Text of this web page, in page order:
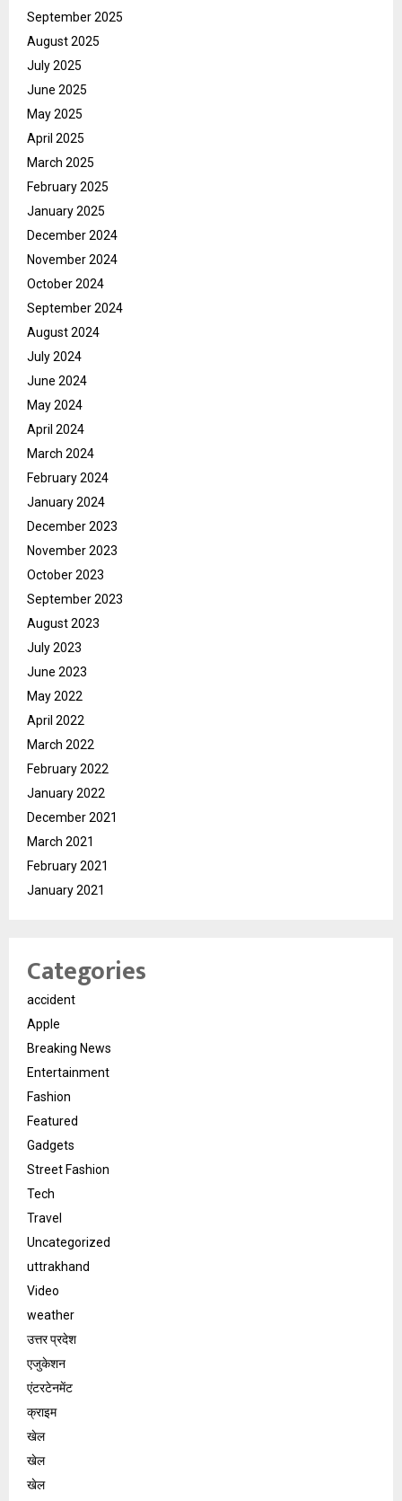
September 2025
August 2025
July 2025
June 2025
May 2025
April 2025
March 2025
February 2025
January 2025
December 2024
November 2024
October 2024
September 2024
August 2024
July 2024
June 2024
May 2024
April 2024
March 2024
February 2024
January 2024
December 2023
November 2023
October 2023
September 2023
August 2023
July 2023
June 2023
May 2022
April 2022
March 2022
February 2022
January 2022
December 2021
March 2021
February 2021
January 2021
Categories
accident
Apple
Breaking News
Entertainment
Fashion
Featured
Gadgets
Street Fashion
Tech
Travel
Uncategorized
uttrakhand
Video
weather
उत्तर प्रदेश
एजुकेशन
एंटरटेनमेंट
क्राइम
खेल
खेल
खेल